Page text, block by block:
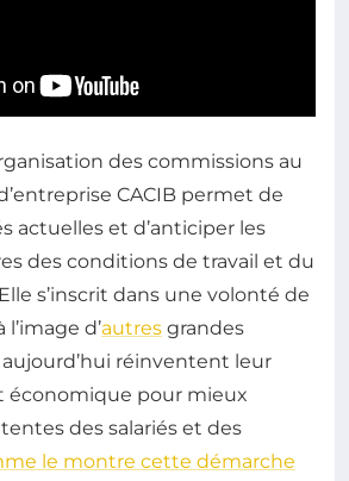
des commissions au
CACIB permet de
actuelles et d’anticiper les
des conditions de travail et du
s’inscrit dans une volonté de
d’autres grandes
réinventent leur
économique pour mieux
des salariés et des
le montre cette démarche